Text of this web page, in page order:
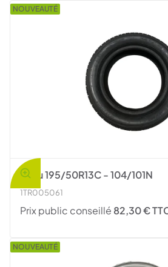
Pneu 195/50R13C - 104/101N
1TR005061
Prix public conseillé 82,30 €
NOUVEAUTÉ
NOUVEAUTÉ